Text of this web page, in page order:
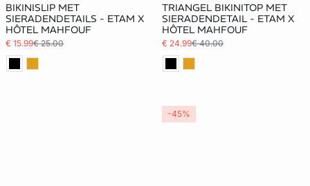
BIKINISLIP MET
SIERADENDETAILS - ETAM X
HÔTEL MAHFOUF
€ 15.99€ 25.00
TRIANGEL BIKINITOP MET
SIERADENDETAIL - ETAM X
HÔTEL MAHFOUF
€ 24.99€ 40.00
-45%